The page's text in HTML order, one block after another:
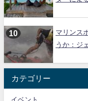
マリンス
うか：ジ
カテゴリー
イベント